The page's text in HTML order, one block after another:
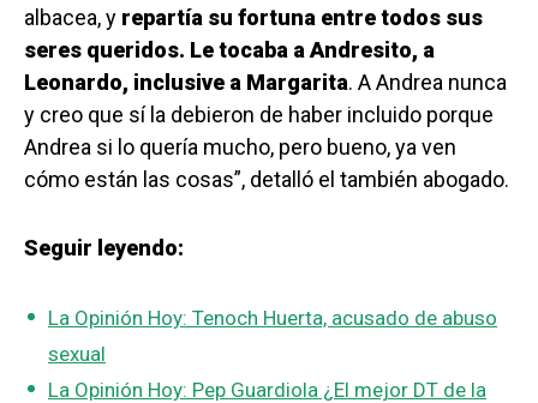
albacea, y repartía su fortuna entre todos sus
seres queridos. Le tocaba a Andresito, a
Leonardo, inclusive a Margarita. A Andrea nunca
y creo que sí la debieron de haber incluido porque
Andrea si lo quería mucho, pero bueno, ya ven
cómo están las cosas”, detalló el también abogado.
Seguir leyendo:
La Opinión Hoy: Tenoch Huerta, acusado de abuso
sexual
La Opinión Hoy: Pep Guardiola ¿El mejor DT de la